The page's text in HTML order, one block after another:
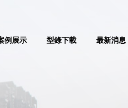
例展示 型錄下載 最新消息